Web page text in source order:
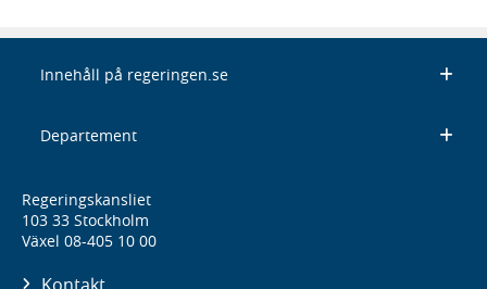
Innehåll på regeringen.se
Departement
Regeringskansliet
103 33 Stockholm
Växel 08-405 10 00